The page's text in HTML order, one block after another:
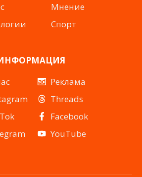
Мнение
Спорт
Реклама
Threads
Facebook
YouTube